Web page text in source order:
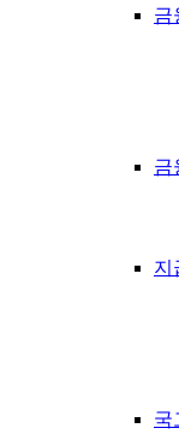
금
금
지
국